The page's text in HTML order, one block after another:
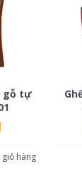
gỗ tự
hàng